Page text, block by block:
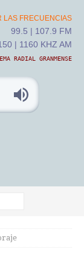
LAS FRECUENCIAS
99.5 | 107.9 FM
| 1160 KHZ AM
RADIAL GRANMENSE